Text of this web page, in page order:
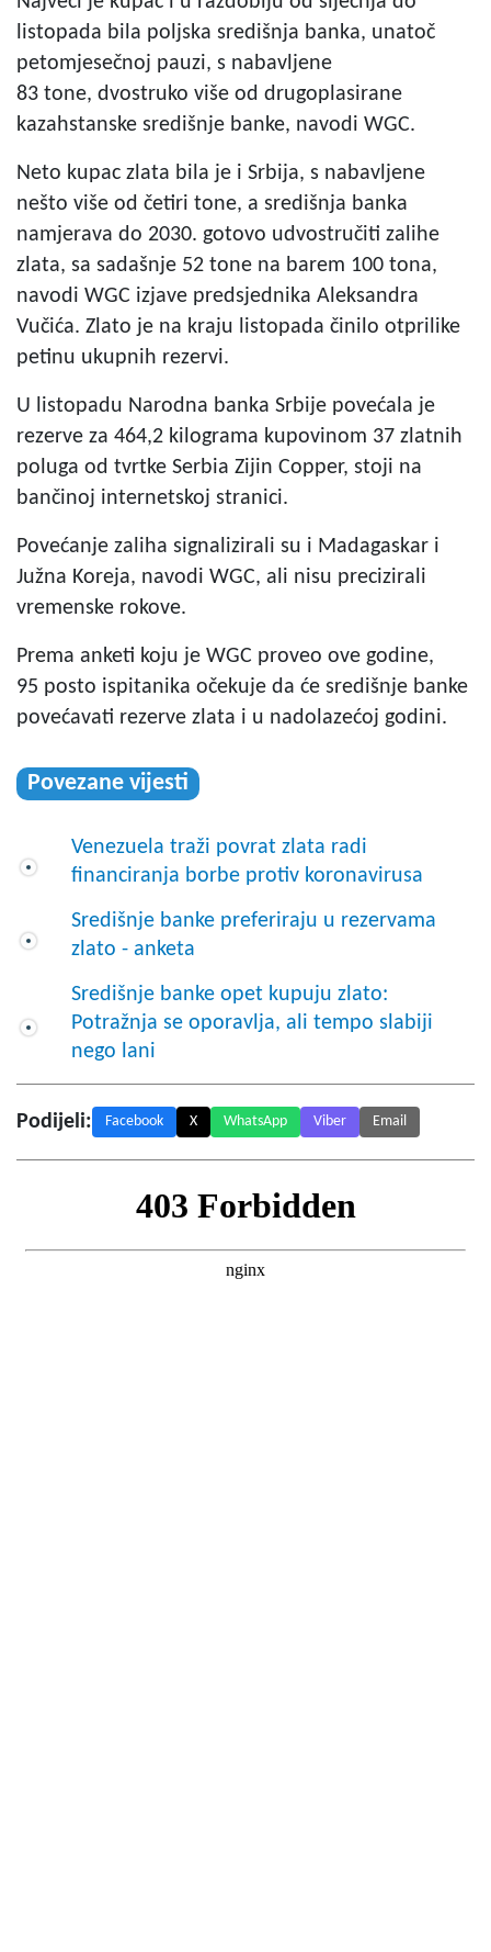
listopada bila poljska središnja banka, unatoč
petomjesečnoj pauzi, s nabavljene
83 tone, dvostruko više od drugoplasirane
kazahstanske središnje banke, navodi WGC.
Neto kupac zlata bila je i Srbija, s nabavljene
nešto više od četiri tone, a središnja banka
namjerava do 2030. gotovo udvostručiti zalihe
zlata, sa sadašnje 52 tone na barem 100 tona,
navodi WGC izjave predsjednika Aleksandra
Vučića. Zlato je na kraju listopada činilo otprilike
petinu ukupnih rezervi.
U listopadu Narodna banka Srbije povećala je
rezerve za 464,2 kilograma kupovinom 37 zlatnih
poluga od tvrtke Serbia Zijin Copper, stoji na
bančinoj internetskoj stranici.
Povećanje zaliha signalizirali su i Madagaskar i
Južna Koreja, navodi WGC, ali nisu precizirali
vremenske rokove.
Prema anketi koju je WGC proveo ove godine,
95 posto ispitanika očekuje da će središnje banke
povećavati rezerve zlata i u nadolazećoj godini.
Povezane vijesti
Venezuela traži povrat zlata radi
financiranja borbe protiv koronavirusa
Središnje banke preferiraju u rezervama
zlato - anketa
Središnje banke opet kupuju zlato:
Potražnja se oporavlja, ali tempo slabiji
nego lani
Podijeli: Facebook X WhatsApp Viber Email